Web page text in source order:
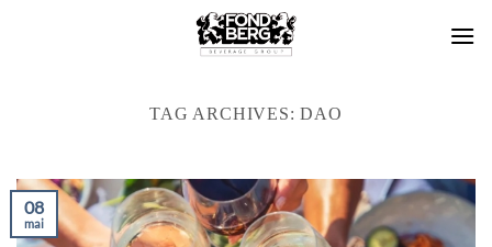
TAG ARCHIVES:DAO
08
mai